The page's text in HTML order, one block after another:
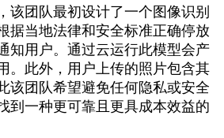
该团队最初设计了一个图像识别
据当地法律和安全标准正确停放
知用户。通过云运行此模型会产
。此外，用户上传的照片包含其
该团队希望避免任何隐私或安全
到一种更可靠且更具成本效益的